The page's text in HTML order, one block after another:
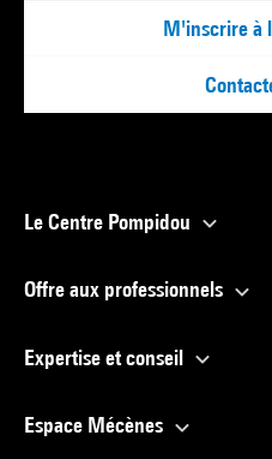
M'inscrire à
Le Centre Pompidou
Offre aux professionnels
Expertise et conseil
Espace Mécènes